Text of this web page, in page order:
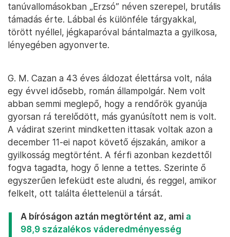
tanúvallomásokban „Erzsó” néven szerepel, brutális
támadás érte. Lábbal és különféle tárgyakkal,
törött nyéllel, jégkaparóval bántalmazta a gyilkosa,
lényegében agyonverte.
G. M. Cazan a 43 éves áldozat élettársa volt, nála
egy évvel idősebb, román állampolgár. Nem volt
abban semmi meglepő, hogy a rendőrök gyanúja
gyorsan rá terelődött, más gyanúsított nem is volt.
A vádirat szerint mindketten ittasak voltak azon a
december 11-ei napot követő éjszakán, amikor a
gyilkosság megtörtént. A férfi azonban kezdettől
fogva tagadta, hogy ő lenne a tettes. Szerinte ő
egyszerűen lefeküdt este aludni, és reggel, amikor
felkelt, ott találta élettelenül a társát.
A bíróságon aztán megtörtént az, ami a
98,9 százalékos váderedményesség